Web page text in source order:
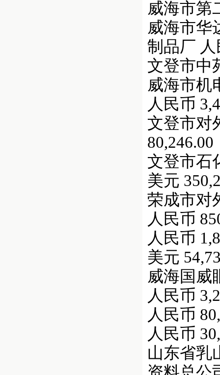
威海市第
威海市华
制品厂 人
文登市中
威海市机
人民币
文登市对
80,246.00
文登市石
美元
荣成市对
人民币
人民币
美元
威海国威
人民币
人民币
人民币
山东省乳